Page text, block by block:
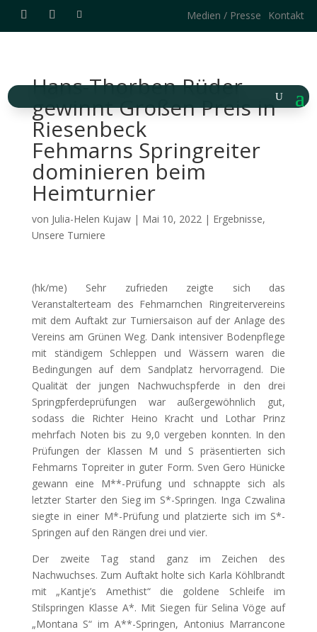
Medien / Presse Kontakt
Hans-Thorben Rüder
gewinnt Großen Preis in
Riesenbeck
Fehmarns Springreiter
dominieren beim
Heimturnier
von Julia-Helen Kujaw| Mai 10, 2022| Ergebnisse,
Unsere Turniere
(hk/me) Sehr zufrieden zeigte sich das
Veranstalterteam des Fehmarnchen Ringreitervereins
mit dem Auftakt zur Turniersaison auf der Anlage des
Vereins am Grünen Weg. Dank intensiver Bodenpflege
mit ständigem Schleppen und Wässern waren die
Bedingungen auf dem Sandplatz hervorragend. Die
Qualität der jungen Nachwuchspferde in den drei
Springpferdeprüfungen war außergewöhnlich gut,
sodass die Richter Heino Kracht und Lothar Prinz
mehrfach Noten bis zu 9,0 vergeben konnten. In den
Prüfungen der Klassen M und S präsentierten sich
Fehmarns Topreiter in guter Form. Sven Gero Hünicke
gewann eine M**-Prüfung und schnappte sich als
letzter Starter den Sieg im S*-Springen. Inga Czwalina
siegte in einer M*-Prüfung und platzierte sich im S*-
Springen auf den Rängen drei und vier.
Der zweite Tag stand ganz im Zeichen des
Nachwuchses. Zum Auftakt holte sich Karla Köhlbrandt
mit „Kantje’s Amethist“ die goldene Schleife im
Stilspringen Klasse A*. Mit Siegen für Selina Vöge auf
„Montana S“ im A**-Springen, Antonius Marrancone